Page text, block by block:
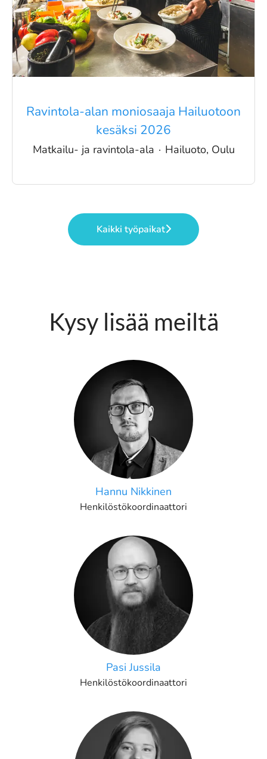
Ravintola-alan moniosaaja Hailuotoon
kesäksi 2026
Matkailu- ja ravintola-ala · Hailuoto, Oulu
Kaikki työpaikat
Kysy lisää meiltä
Hannu Nikkinen
Henkilöstökoordinaattori
Pasi Jussila
Henkilöstökoordinaattori